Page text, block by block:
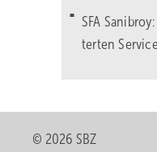
SFA
terten
© 2026 SBZ